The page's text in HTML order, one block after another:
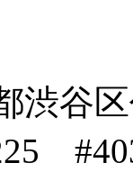
渋谷